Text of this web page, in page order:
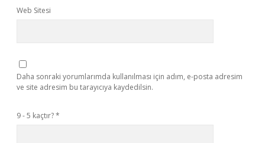
Web Sitesi
Daha sonraki yorumlarımda kullanılması için adım, e-posta adresim
ve site adresim bu tarayıcıya kaydedilsin.
9 - 5 kaçtır?*